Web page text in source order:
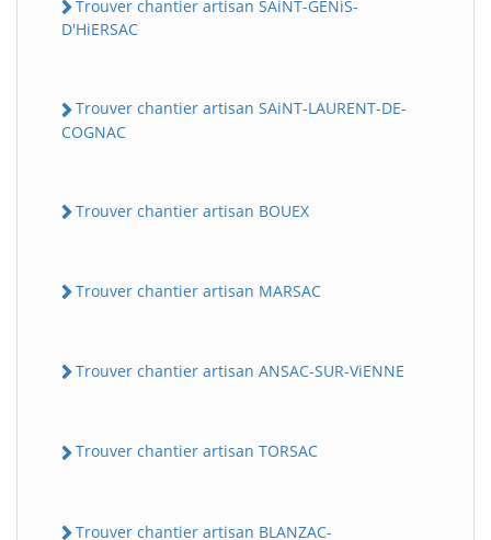
Trouver chantier artisan SAiNT-GENiS-
D'HiERSAC
Trouver chantier artisan SAiNT-LAURENT-DE-
COGNAC
Trouver chantier artisan BOUEX
Trouver chantier artisan MARSAC
Trouver chantier artisan ANSAC-SUR-ViENNE
Trouver chantier artisan TORSAC
Trouver chantier artisan BLANZAC-